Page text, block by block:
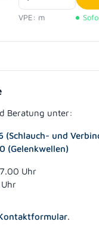
VPE: m
Beratung unter:
(Schlauch- und
(Gelenkwellen)
Uhr
.